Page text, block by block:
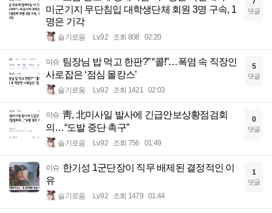
미군기지 무단침입 대학생단체 회원 3명 구속, 1
명은 기각
슬기로움 Lv.92 조회 808 02:20
댓글
이슈 팀장님 밥 먹고 한판?” “콜!”…폭염 속 직장인
사로잡은 ‘점심 몰캉스’
슬기로움 Lv.92 조회 1421 02:03
5
댓글
이슈 靑, 北미사일 발사에 긴급안보상황점검회
의…“도발 중단 촉구”
슬기로움 Lv.92 조회 756 01:49
0
댓글
이슈 한기성 1군단장이 직무 배제된 결정적인 이
유
슬기로움 Lv.92 조회 1479 01:44
1
댓글